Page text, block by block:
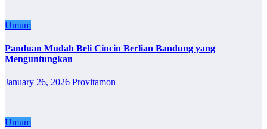
Umum
Panduan Mudah Beli Cincin Berlian Bandung yang
Menguntungkan
January 26, 2026 Provitamon
Umum